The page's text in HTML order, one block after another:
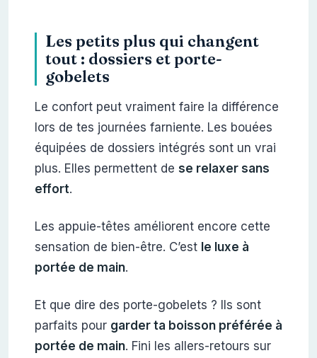
Les petits plus qui changent
tout : dossiers et porte-
gobelets
Le confort peut vraiment faire la différence
lors de tes journées farniente. Les bouées
équipées de dossiers intégrés sont un vrai
plus. Elles permettent de se relaxer sans
effort.
Les appuie-têtes améliorent encore cette
sensation de bien-être. C’est le luxe à
portée de main.
Et que dire des porte-gobelets ? Ils sont
parfaits pour garder ta boisson préférée à
portée de main. Fini les allers-retours sur